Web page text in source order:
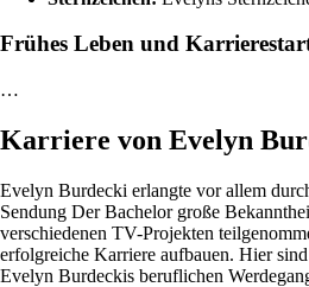
Frühes Leben und
…
Karriere von Evelyn
Evelyn Burdecki erlangte vor allem
Sendung Der Bachelor große
verschiedenen TV-Projekten
erfolgreiche Karriere aufbauen. Hier
Evelyn Burdeckis beruflichen